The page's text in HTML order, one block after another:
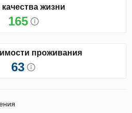
качества жизни
165
проживания
63